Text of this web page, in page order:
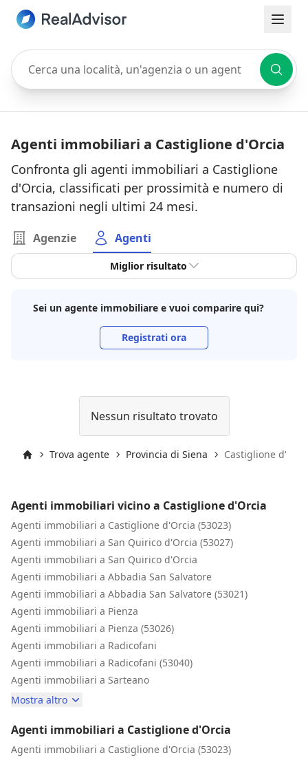
Cerca una località, un'agenzia o un agente
Agenti immobiliari a Castiglione d'Orcia
Confronta gli agenti immobiliari a Castiglione
d'Orcia, classificati per prossimità e numero di
transazioni negli ultimi 24 mesi.
Agenzie Agenti
Miglior risultato
Sei un agente immobiliare e vuoi comparire qui?
Registrati ora
Nessun risultato trovato
Trova agente Provincia di Siena Castiglione
Agenti immobiliari vicino a Castiglione d'Orcia
Agenti immobiliari a Castiglione d'Orcia (53023)
Agenti immobiliari a San Quirico d'Orcia (53027)
Agenti immobiliari a San Quirico d'Orcia
Agenti immobiliari a Abbadia San Salvatore
Agenti immobiliari a Abbadia San Salvatore (53021)
Agenti immobiliari a Pienza
Agenti immobiliari a Pienza (53026)
Agenti immobiliari a Radicofani
Agenti immobiliari a Radicofani (53040)
Agenti immobiliari a Sarteano
Mostra altro
Agenti immobiliari a Castiglione d'Orcia
Agenti immobiliari a Castiglione d'Orcia (53023)